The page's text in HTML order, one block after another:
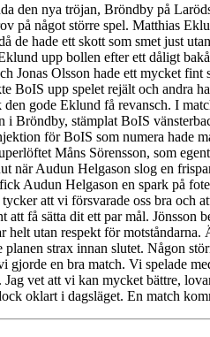
den nya tröjan, Bröndby på
på något större spel. Matthias
de hade ett skott som smet just
upp bollen efter ett dåligt
Jonas Olsson hade ett mycket
BoIS upp spelet rejält och andra
gode Eklund få revansch. I
i Bröndby, stämplat BoIS
för BoIS som numera hade
Måns Sörensson, som
när Audun Helgason slog en
Audun Helgason en spark på
att vi försvarade oss bra
att få sätta dit ett par mål.
helt utan respekt för
strax innan slutet. Någon
gjorde en bra match. Vi spelade
vet att vi kan mycket bättre,
oklart i dagsläget. En match